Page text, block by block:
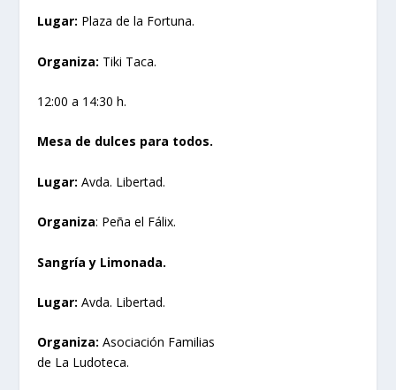
Lugar: Plaza de la Fortuna.
Organiza: Tiki Taca.
12:00 a 14:30 h.
Mesa de dulces para todos.
Lugar: Avda. Libertad.
Organiza: Peña el Fálix.
Sangría y Limonada.
Lugar:Avda. Libertad.
Organiza: Asociación Familias
de La Ludoteca.